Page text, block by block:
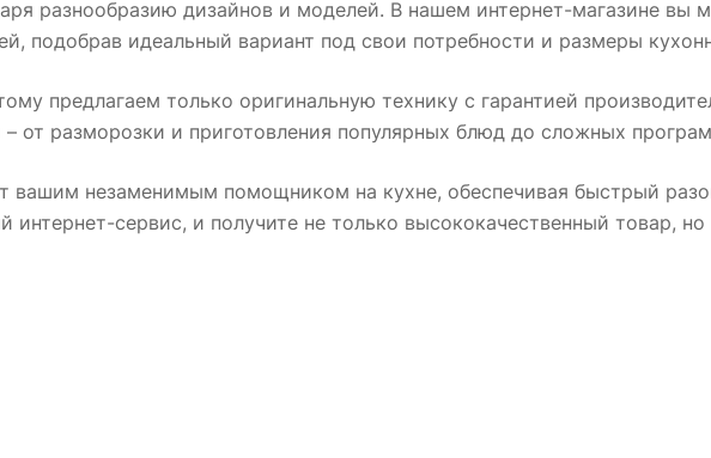
разнообразию дизайнов и моделей. В нашем интернет-магазине вы
подобрав идеальный вариант под свои потребности и размеры
предлагаем только оригинальную технику с гарантией
от разморозки и приготовления популярных блюд до сложных
вашим незаменимым помощником на кухне, обеспечивая быстрый
интернет-сервис, и получите не только высококачественный товар,